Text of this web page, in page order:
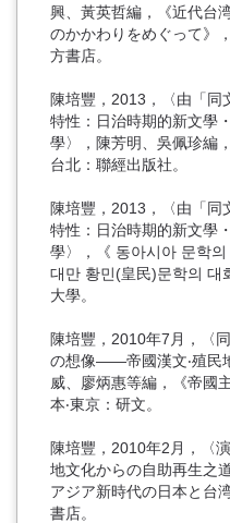
興、黃英哲編，《近代台
のかかわりをめぐって》
方書店。
陳培豐，2013，〈由「同
特性：日治時期的新文學
學〉，陳芳明、吳佩珍編
台北：聯經出版社。
陳培豐，2013，〈由「同
特性：日治時期的新文學
學〉，《 동아시아 문학
대만 황민(皇民)문학의 대
大學。
陳培豐，2010年7月，〈
の想像——帝國漢文‧殖民
威、廖炳惠等編，《帝國
本‧東京：研文。
陳培豐，2010年2月，〈
地文化からの自助再生之
アジア新時代の日本と台
書店。